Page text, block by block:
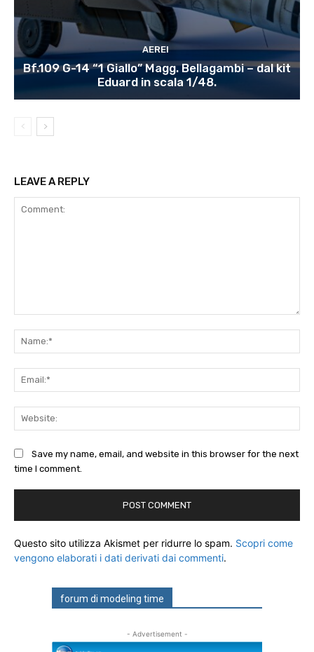
AEREI
Bf.109 G-14 “1 Giallo” Magg. Bellagambi – dal kit
Eduard in scala 1/48.
LEAVE A REPLY
Save my name, email, and website in this browser for the next
time I comment.
Questo sito utilizza Akismet per ridurre lo spam. Scopri come
vengono elaborati i dati derivati dai commenti.
forum di modeling time
- Advertisement -